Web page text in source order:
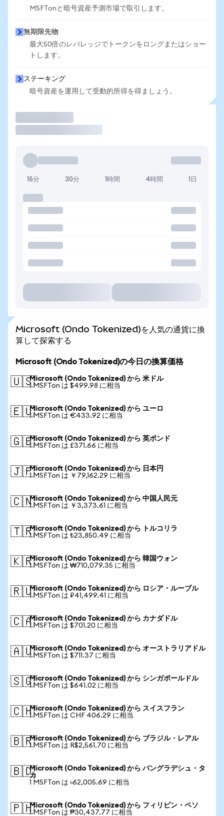
MSFTonと暗号資産予測市場で取引します。
無期限先物
最大50倍のレバレッジでトークンをロングまたはショー
トします。
ステーキング
暗号資産を運用して受動的所得を得ましょう。
15分 30分 1時間 4時間 1日
Microsoft (Ondo Tokenized)を人気の通貨に換
算して探索する
Microsoft (Ondo Tokenized)の今日の換算価格
🇺🇸Microsoft (Ondo Tokenized) から 米ドル
1 MSFTon は $499.98 に相当
🇪🇺Microsoft (Ondo Tokenized) から ユーロ
1 MSFTon は €433.92 に相当
🇬🇧Microsoft (Ondo Tokenized) から 英ポンド
1 MSFTon は £371.66 に相当
🇯🇵Microsoft (Ondo Tokenized) から 日本円
1 MSFTon は ￥79,162.29 に相当
🇨🇳Microsoft (Ondo Tokenized) から 中国人民元
1 MSFTon は ￥3,373.61 に相当
🇹🇷Microsoft (Ondo Tokenized) から トルコリラ
1 MSFTon は ₺23,850.49 に相当
🇰🇷Microsoft (Ondo Tokenized) から 韓国ウォン
1 MSFTon は ₩710,079.35 に相当
🇷🇺Microsoft (Ondo Tokenized) から ロシア・ルーブル
1 MSFTon は ₽41,499.41 に相当
🇨🇦Microsoft (Ondo Tokenized) から カナダドル
1 MSFTon は $701.20 に相当
🇦🇺Microsoft (Ondo Tokenized) から オーストラリアドル
1 MSFTon は $711.37 に相当
🇸🇬Microsoft (Ondo Tokenized) から シンガポールドル
1 MSFTon は $641.02 に相当
🇨🇭Microsoft (Ondo Tokenized) から スイスフラン
1 MSFTon は CHF 406.29 に相当
🇧🇷Microsoft (Ondo Tokenized) から ブラジル・レアル
1 MSFTon は R$2,561.70 に相当
🇧🇩Microsoft (Ondo Tokenized) から バングラデシュ・タ
カ
1 MSFTon は ৳62,005.69 に相当
🇵🇭Microsoft (Ondo Tokenized) から フィリピン・ペソ
1 MSFTon は ₱30,437.77 に相当